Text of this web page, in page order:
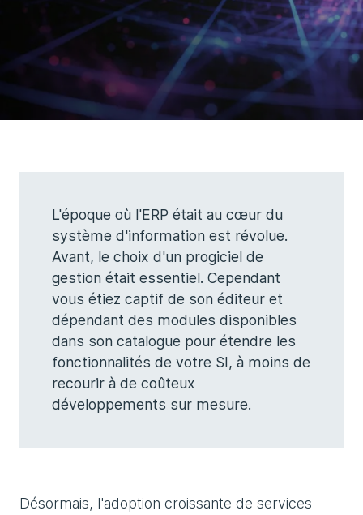
L'époque où l'ERP était au cœur du
système d'information est révolue.
Avant, le choix d'un progiciel de
gestion était essentiel. Cependant
vous étiez captif de son éditeur et
dépendant des modules disponibles
dans son catalogue pour étendre les
fonctionnalités de votre SI, à moins de
recourir à de coûteux
développements sur mesure.
Désormais, l'adoption croissante de services